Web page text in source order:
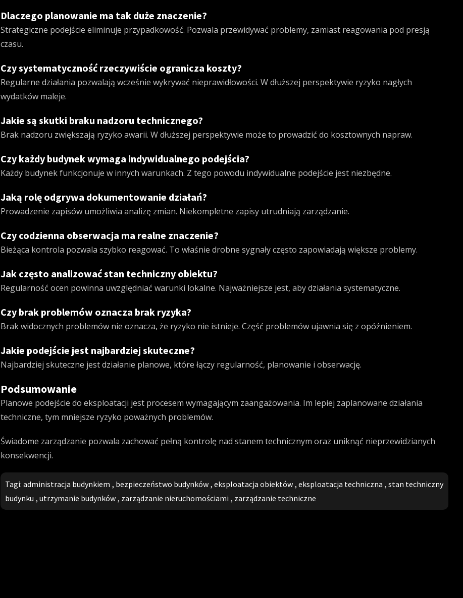
Dlaczego planowanie ma tak duże znaczenie?
Strategiczne podejście eliminuje przypadkowość. Pozwala przewidywać problemy, zamiast reagowania pod presją
czasu.
Czy systematyczność rzeczywiście ogranicza koszty?
Regularne działania pozwalają wcześnie wykrywać nieprawidłowości. W dłuższej perspektywie ryzyko nagłych
wydatków maleje.
Jakie są skutki braku nadzoru technicznego?
Brak nadzoru zwiększają ryzyko awarii. W dłuższej perspektywie może to prowadzić do kosztownych napraw.
Czy każdy budynek wymaga indywidualnego podejścia?
Każdy budynek funkcjonuje w innych warunkach. Z tego powodu indywidualne podejście jest niezbędne.
Jaką rolę odgrywa dokumentowanie działań?
Prowadzenie zapisów umożliwia analizę zmian. Niekompletne zapisy utrudniają zarządzanie.
Czy codzienna obserwacja ma realne znaczenie?
Bieżąca kontrola pozwala szybko reagować. To właśnie drobne sygnały często zapowiadają większe problemy.
Jak często analizować stan techniczny obiektu?
Regularność ocen powinna uwzględniać warunki lokalne. Najważniejsze jest, aby działania systematyczne.
Czy brak problemów oznacza brak ryzyka?
Brak widocznych problemów nie oznacza, że ryzyko nie istnieje. Część problemów ujawnia się z opóźnieniem.
Jakie podejście jest najbardziej skuteczne?
Najbardziej skuteczne jest działanie planowe, które łączy regularność, planowanie i obserwację.
Podsumowanie
Planowe podejście do eksploatacji jest procesem wymagającym zaangażowania. Im lepiej zaplanowane działania
techniczne, tym mniejsze ryzyko poważnych problemów.
Świadome zarządzanie pozwala zachować pełną kontrolę nad stanem technicznym oraz uniknąć nieprzewidzianych
konsekwencji.
Tagi: administracja budynkiem , bezpieczeństwo budynków , eksploatacja obiektów , eksploatacja techniczna , stan techniczny
budynku , utrzymanie budynków , zarządzanie nieruchomościami , zarządzanie techniczne